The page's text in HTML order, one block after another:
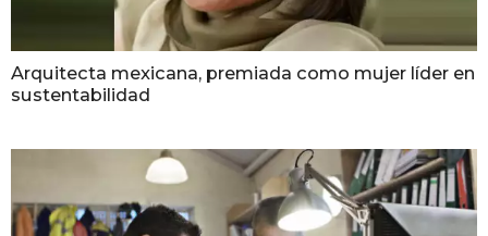
Arquitecta mexicana, premiada como mujer líder en
sustentabilidad